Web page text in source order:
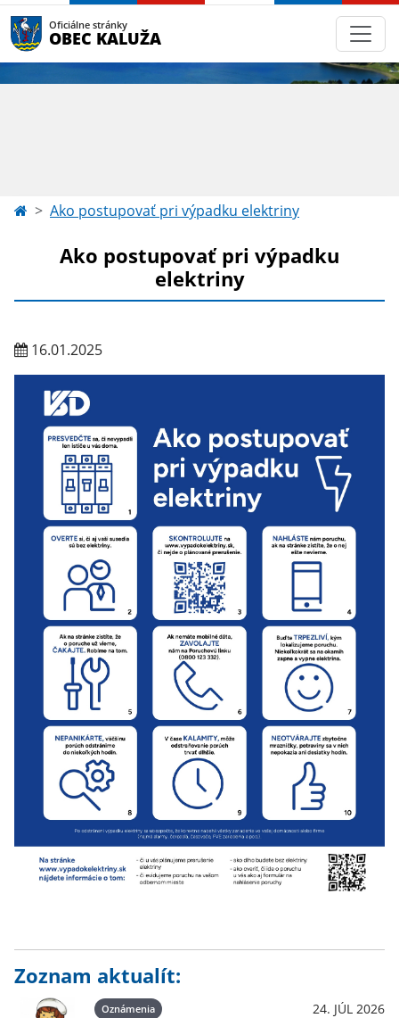
Oficiálne stránky
OBEC KALUŽA
Ako postupovať pri výpadku elektriny
Ako postupovať pri výpadku
elektriny
16.01.2025
Zoznam aktualít:
Oznámenia 24. JÚL 2026